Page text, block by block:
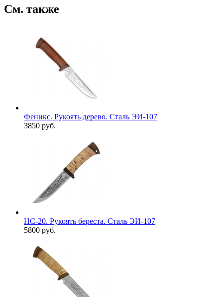
См. также
Феникс. Рукоять дерево. Сталь ЭИ-107
3850 руб.
НС-20. Рукоять береста. Сталь ЭИ-107
5800 руб.